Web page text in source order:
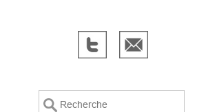
Recherche